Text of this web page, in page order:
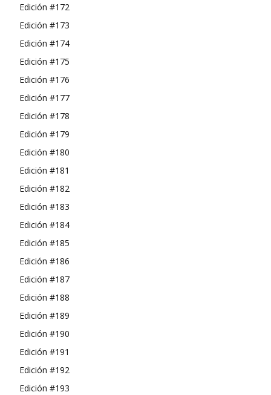
Edición #172
Edición #173
Edición #174
Edición #175
Edición #176
Edición #177
Edición #178
Edición #179
Edición #180
Edición #181
Edición #182
Edición #183
Edición #184
Edición #185
Edición #186
Edición #187
Edición #188
Edición #189
Edición #190
Edición #191
Edición #192
Edición #193